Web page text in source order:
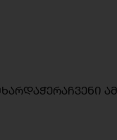
ჩვენი